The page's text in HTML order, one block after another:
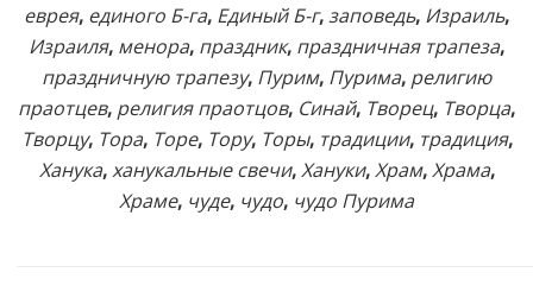
еврея, единого Б-га, Единый Б-г,заповедь, Израиль,
Израиля, менора, праздник, праздничная трапеза,
праздничную трапезу, Пурим, Пурима, религию
праотцев, религия праотцов, Синай, Творец, Творца,
Творцу, Тора, Торе, Тору, Торы, традиции, традиция,
Ханука,ханукальные свечи,Хануки,Храм,Храма,
Храме, чуде, чудо, чудо Пурима